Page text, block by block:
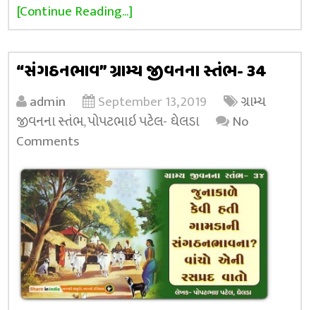
[Continue Reading...]
“સંગઠનભાવ” ગ્રામ્ય જીવનના સ્તંભ- 34
admin September 13, 2019
ગ્રામ્ય
જીવનના સ્તંભ,પોપટભાઇ પટેલ- ઘેલડા
No
Comments